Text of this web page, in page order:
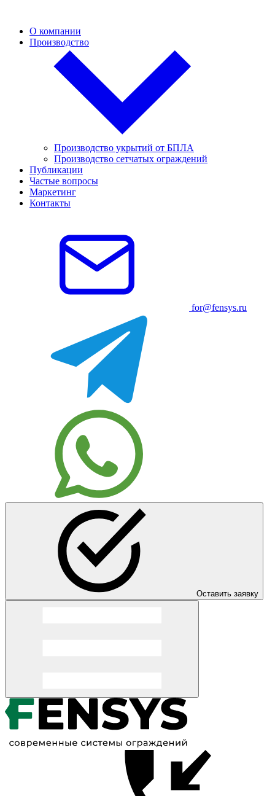
О компании
Производство
Производство укрытий от БПЛА
Производство сетчатых ограждений
Публикации
Частые вопросы
Маркетинг
Контакты
for@fensys.ru
Оставить заявку